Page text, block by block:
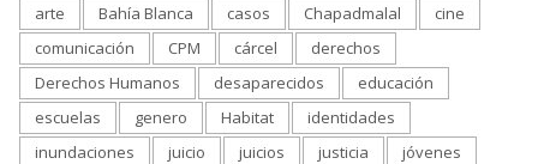
arte Bahía Blanca casos Chapadmalal
cine
comunicación
CPM cárcel
derechos
Derechos Humanos
desaparecidos
educación
escuelas
genero Habitat
identidades
inundaciones
juicio juicios justicia
jóvenes